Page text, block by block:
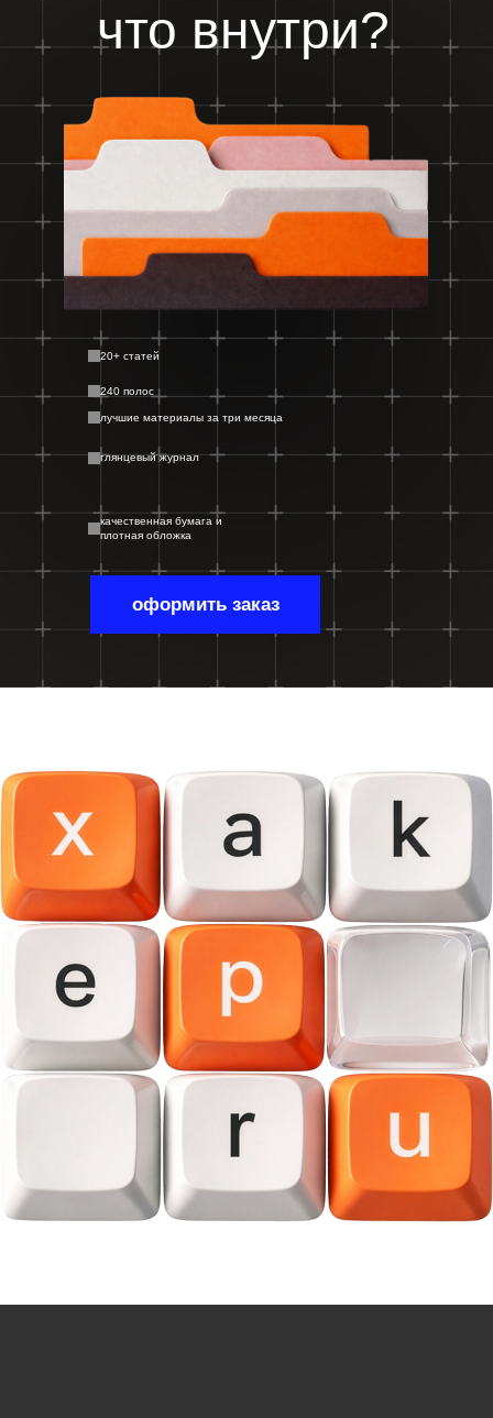
что внутри?
качественная бумага и
плотная обложка
глянцевый журнал
лучшие материалы за три месяца
240 полос
20+ статей
оформить заказ